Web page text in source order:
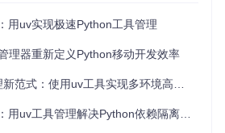
略能否解决你团队的CI/CD流水线效
环境一致性保障
算法与标准化的锁文件格式，确保开
用uv实现极速Python工具管理
理器重新定义Python移动开发效率
式：使用uv工具实现多环境高效部署与维护
工具管理解决Python依赖隔离与极速安装难题